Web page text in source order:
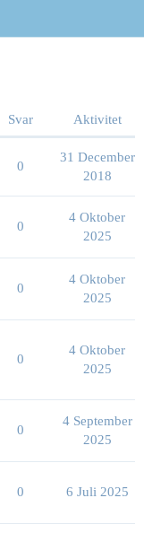
Svar Aktivitet
0
31 December
2018
0
4 Oktober
2025
0
4 Oktober
2025
0
4 Oktober
2025
0
4 September
2025
0 6 Juli 2025